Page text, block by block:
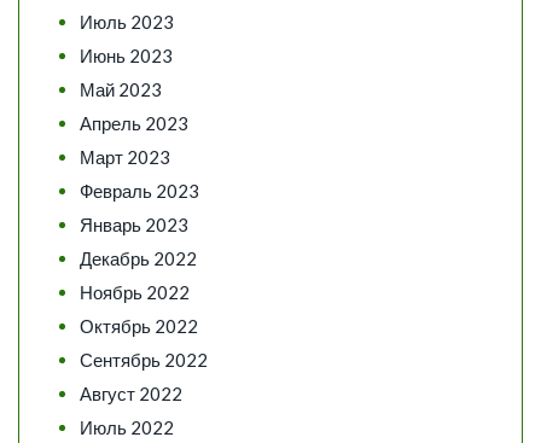
Июль 2023
Июнь 2023
Май 2023
Апрель 2023
Март 2023
Февраль 2023
Январь 2023
Декабрь 2022
Ноябрь 2022
Октябрь 2022
Сентябрь 2022
Август 2022
Июль 2022